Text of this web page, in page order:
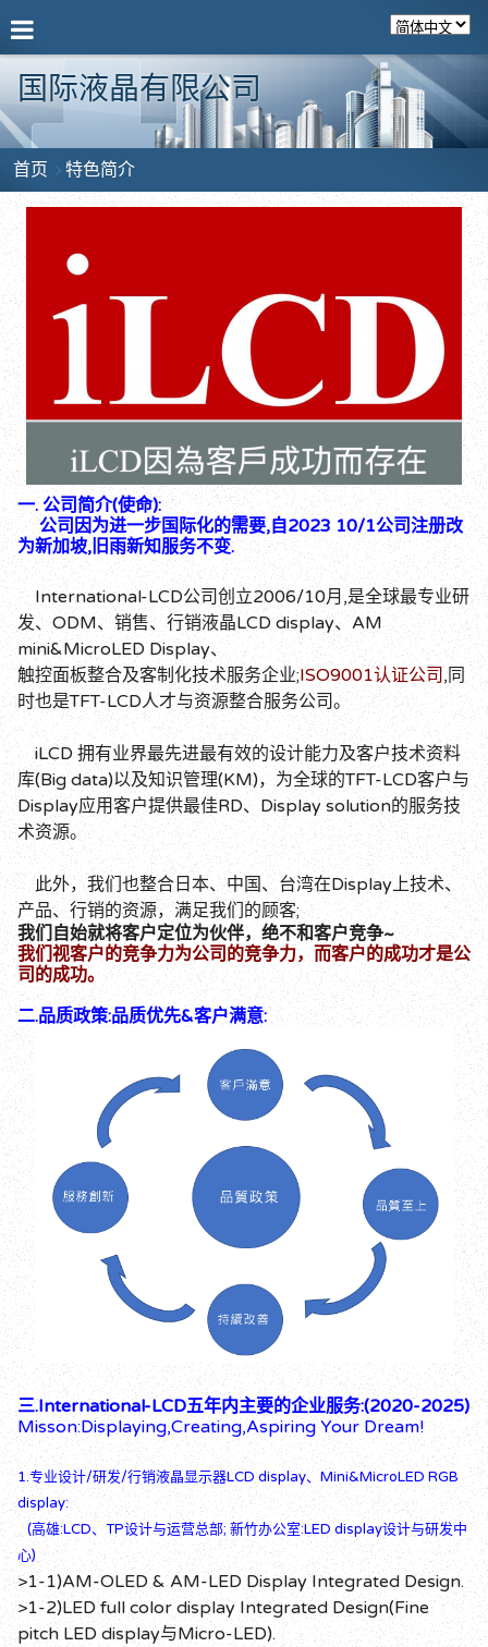
国际液晶有限公司
首页 特色简介
一. 公司简介(使命):
公司因为进一步国际化的需要,自2023 10/1公司注册改
为新加坡,旧雨新知服务不变.
International-LCD公司创立2006/10月,是全球最专业研
发、ODM、销售、行销液晶LCD display、AM
mini&MicroLED Display、
触控面板整合及客制化技术服务企业;ISO9001认证公司 ,同
时也是TFT-LCD人才与资源整合服务公司。
iLCD 拥有业界最先进最有效的设计能力及客户技术资料
库(Big data)以及知识管理(KM)，为全球的TFT-LCD客户与
Display应用客户提供最佳RD、Display solution的服务技
术资源。
此外，我们也整合日本、中国、台湾在Display上技术、
产品、行销的资源，满足我们的顾客;
我们自始就将客户定位为伙伴，绝不和客户竞争~
我们视客户的竞争力为公司的竞争力，而客户的成功才是公
司的成功。
二.品质政策:品质优先&客户满意:
三.International-LCD五年内主要的企业服务:(2020-2025)
Misson:Displaying,Creating,Aspiring Your Dream!
1.专业设计/研发/行销液晶显示器LCD display、Mini&MicroLED RGB
display:
(高雄:LCD、TP设计与运营总部; 新竹办公室:LED display设计与研发中
心)
>1-1)AM-OLED & AM-LED Display Integrated Design.
>1-2)LED full color display Integrated Design(Fine
pitch LED display与Micro-LED).